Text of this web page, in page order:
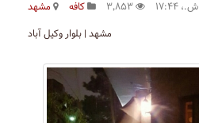
کافه
مشهد
مشهد | بلوار وکیل آباد